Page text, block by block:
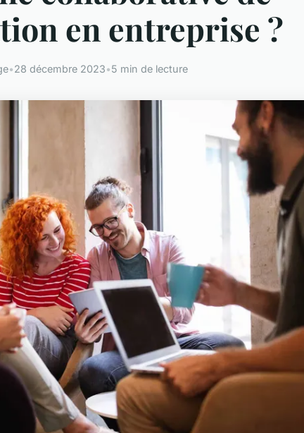
en entreprise ?
•28 décembre 2023•5 min de lecture